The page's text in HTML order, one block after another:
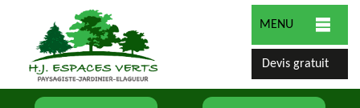
MENU
Devis gratuit